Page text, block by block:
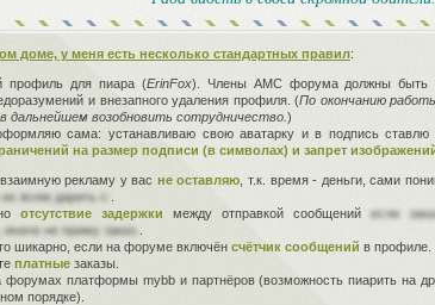
доме, у меня есть несколько стандартных правил:
профиль для пиара (ErinFox). Члены АМС форума должны быть
и внезапного удаления профиля. (По окончанию
дальнейшем возобновить сотрудничество. )
сама: устанавливаю свою аватарку и в подпись
на размер подписи (в символах) и запрет
рекламу у вас не оставляю , т.к. время - деньги, сами
всем дарить с:
отсутствие задержки между отправкой сообщенийесли
иначе не приму заказ.
шикарно, если на форуме включён счётчик сообщений в профиле.
платныезаказы.
форумах платформы mybb и партнёров (возможность пиарить на
порядке).